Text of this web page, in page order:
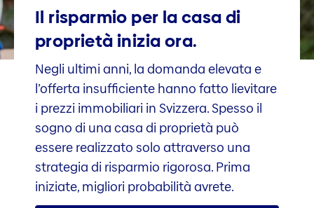
Il risparmio per la casa di
proprietà inizia ora.
Negli ultimi anni, la domanda elevata e
l’offerta insufficiente hanno fatto lievitare
i prezzi immobiliari in Svizzera. Spesso il
sogno di una casa di proprietà può
essere realizzato solo attraverso una
strategia di risparmio rigorosa. Prima
iniziate, migliori probabilità avrete.